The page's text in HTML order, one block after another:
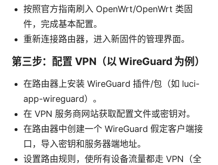
按照官方指南刷入 OpenWrt/OpenWrt 类固
件，完成基本配置。
重新连接路由器，进入新固件的管理界面。
第三步：配置 VPN（以 WireGuard 为例）
在路由器上安装 WireGuard 插件/包（如 luci-
app-wireguard）。
在 VPN 服务商网站获取配置文件或密钥对。
在路由器中创建一个 WireGuard 假定客户端接
口，导入密钥和服务器端地址。
设置路由规则，使所有设备流量都走 VPN（全